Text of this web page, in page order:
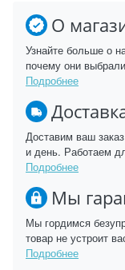
О
Узнайте больше о
почему они
Подробнее
Доставим ваш
и день. Работаем
Подробнее
Мы
Мы гордимся
товар не устроит
Подробнее